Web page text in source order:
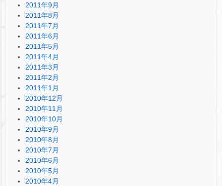
2011年9月
2011年8月
2011年7月
2011年6月
2011年5月
2011年4月
2011年3月
2011年2月
2011年1月
2010年12月
2010年11月
2010年10月
2010年9月
2010年8月
2010年7月
2010年6月
2010年5月
2010年4月